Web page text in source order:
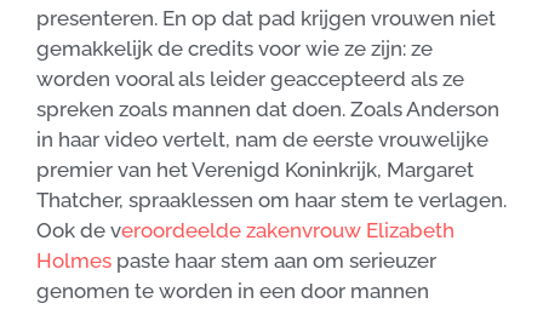
presenteren. En op dat pad krijgen vrouwen niet
gemakkelijk de credits voor wie ze zijn: ze
worden vooral als leider geaccepteerd als ze
spreken zoals mannen dat doen. Zoals Anderson
in haar video vertelt, nam de eerste vrouwelijke
premier van het Verenigd Koninkrijk, Margaret
Thatcher, spraaklessen om haar stem te verlagen.
Ook de veroordeelde zakenvrouw Elizabeth
Holmes paste haar stem aan om serieuzer
genomen te worden in een door mannen